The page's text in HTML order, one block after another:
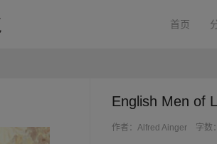
首页
English Men of
作者：Alfred Ainger 字数